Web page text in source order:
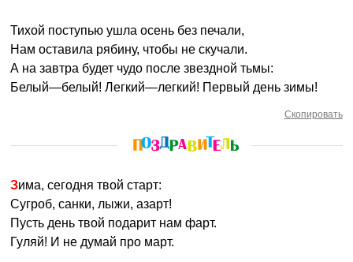
Тихой поступью ушла осень без печали,
Нам оставила рябину, чтобы не скучали.
А на завтра будет чудо после звездной тьмы:
Белый—белый! Легкий—легкий! Первый день зимы!
Скопировать
Зима, сегодня твой старт:
Сугроб, санки, лыжи, азарт!
Пусть день твой подарит нам фарт.
Гуляй! И не думай про март.